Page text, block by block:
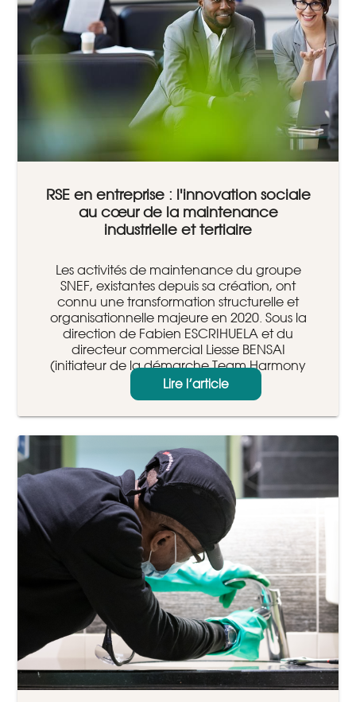
RSE en entreprise : l'innovation sociale
au cœur de la maintenance
industrielle et tertiaire
Les activités de maintenance du groupe
SNEF, existantes depuis sa création, ont
connu une transformation structurelle et
organisationnelle majeure en 2020. Sous la
direction de Fabien ESCRIHUELA et du
directeur commercial Liesse BENSAI
(initiateur de la démarche Team Harmony
Management), depuis bientôt 5 ans, SNEF
Maintenance s'est réinventé.
Lire l’article